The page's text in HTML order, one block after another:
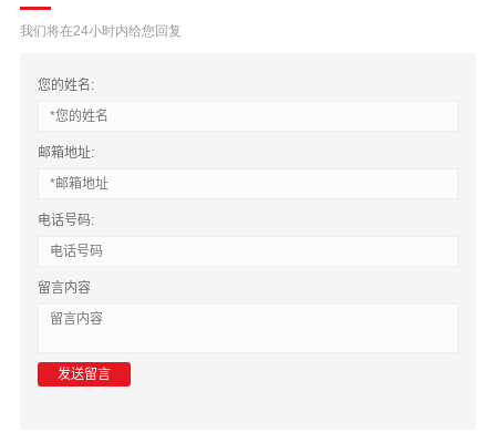
我们将在24小时内给您回复
您的姓名:
邮箱地址:
电话号码:
留言内容